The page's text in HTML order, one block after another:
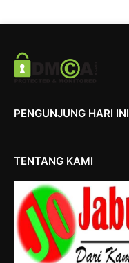
PENGUNJUNG HARI INI
TENTANG KAMI